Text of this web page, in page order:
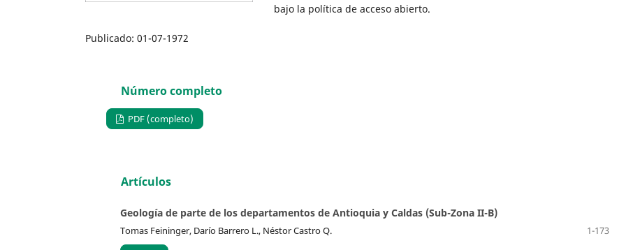
bajo la política de acceso abierto.
Publicado: 01-07-1972
Número completo
PDF (completo)
Artículos
Geología de parte de los departamentos de Antioquia y Caldas (Sub-Zona II-B)
Tomas Feininger, Darío Barrero L., Néstor Castro Q.
1-173